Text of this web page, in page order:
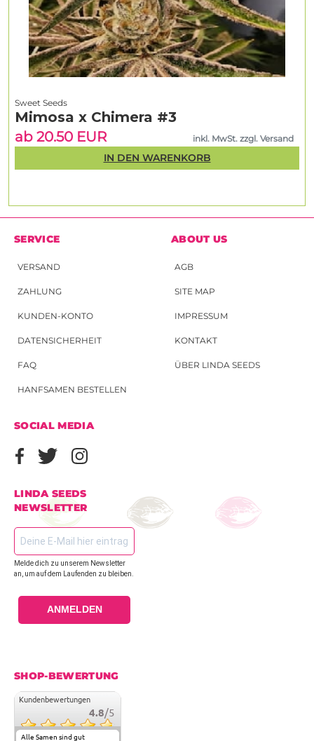
Sweet Seeds
Mimosa x Chimera #3
ab 20.50 EUR
inkl. MwSt. zzgl. Versand
IN DEN WARENKORB
SERVICE
VERSAND
ZAHLUNG
KUNDEN-KONTO
DATENSICHERHEIT
FAQ
HANFSAMEN BESTELLEN
ABOUT US
AGB
SITE MAP
IMPRESSUM
KONTAKT
ÜBER LINDA SEEDS
SOCIAL MEDIA
LINDA SEEDS
NEWSLETTER
Melde dich zu unserem Newsletter
an, um auf dem Laufenden zu bleiben.
ANMELDEN
SHOP-BEWERTUNG
Kundenbewertungen
4.8/5
Alle Samen sind gut